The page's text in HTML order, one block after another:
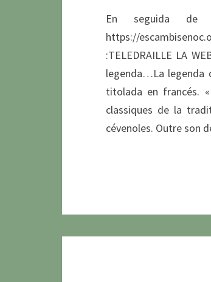
En seguida
https://
:TELEDRAILLE LA
legenda…La legenda
titolada en francés.
classiques de la
cévenoles. Outre son